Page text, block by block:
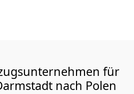
für
nach Polen